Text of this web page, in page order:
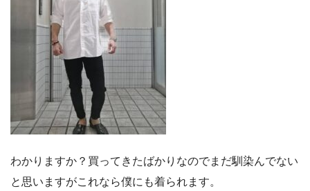
わかりますか？買ってきたばかりなのでまだ馴染んでない
と思いますがこれなら僕にも着られます。